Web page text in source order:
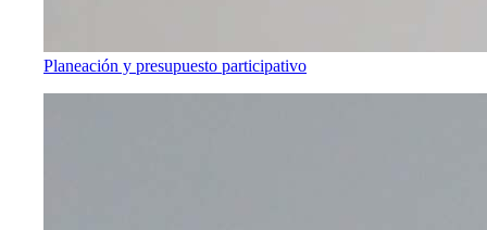
Planeación y presupuesto participativo